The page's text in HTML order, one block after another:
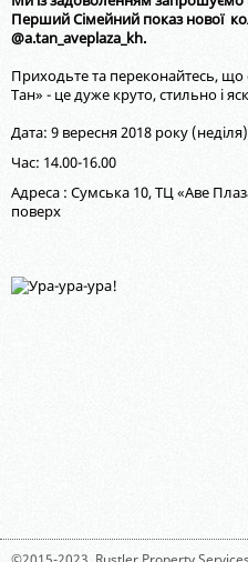
Перший Сімейний показ нової
@a.tan_aveplaza_kh.
Приходьте та переконайтесь,
Тан» - це дуже круто, стильно і
Дата: 9 вересня 2018 року (неділя)
Час: 14.00-16.00
Адреса : Сумська 10, ТЦ «Аве
поверх